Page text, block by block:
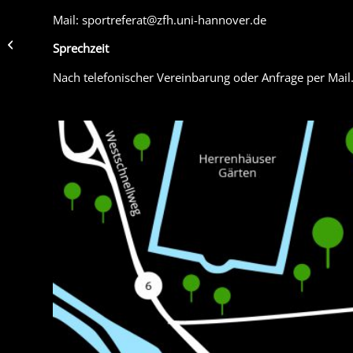
Mail: sportreferat@zfh.uni-hannover.de
Sprechzeit
Nach telefonischer Vereinbarung oder Anfrage per Mail.
Sunglasses